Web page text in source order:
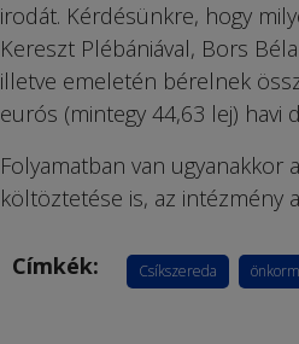
irodát. Kérdésünkre, hogy
Kereszt Plébániával, Bors
illetve emeletén bérelnek
eurós (mintegy 44,63 lej) havi
Folyamatban van ugyanakkor
költöztetése is, az intézmény
Címkék: Csíkszereda